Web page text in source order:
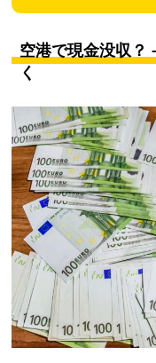
空港で現金没収？
く